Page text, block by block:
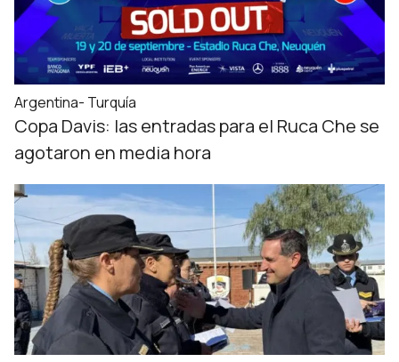
Argentina- Turquía
Copa Davis: las entradas para el Ruca Che se
agotaron en media hora